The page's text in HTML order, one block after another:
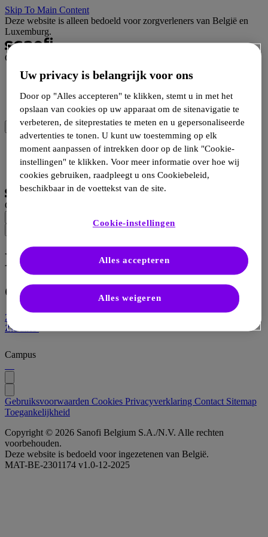
Skip To Main Content
Deze website is alleen bedoeld voor zorgverleners van België en
Luxemburg.
Campus
Wetenschap
Hulpmiddelen
Producten
Inloggen
Inschrijven
Selecteer taal
Campus
Diabetes Type 1
Opleiding
Zie alles
Zie alles
Campus
Gebruiksvoorwaarden Cookies Privacyverklaring Contact Sitemap
Toegankelijkheid
Copyright © 2026 Sanofi Belgium S.A./N.V. Alle rechten
voorbehouden.
Deze website is bedoeld voor ingezetenen van België.
MAT-BE-2301174 v1.0-12-2025
Uw privacy is belangrijk voor ons
Door op "Alles accepteren" te klikken, stemt u in met het
opslaan van cookies op uw apparaat om de sitenavigatie te
verbeteren, de siteprestaties te meten en u gepersonaliseerde
advertenties te tonen. U kunt uw toestemming op elk
moment aanpassen of intrekken door op de link "Cookie-
instellingen" te klikken. Voor meer informatie over hoe wij
cookies gebruiken, raadpleegt u ons Cookiebeleid,
beschikbaar in de voettekst van de site.
Cookie-instellingen
Alles weigeren
Alles accepteren